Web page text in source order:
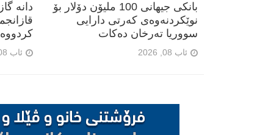
کردووە
ئاب 08, 2026
بانکی جیهانی 100 ملیۆن دۆلار بۆ
نوێکردنەوەی کەرتی دارایی
سووریا تەرخان دەکات
ئاب 08, 2026